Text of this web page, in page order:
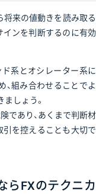
将来の値動きを読み取る
インを判断するのに有効
系とオシレーター系に
、組み合わせることでよ
しょう。
であり、あくまで判断材
引を控えることも大切で
らFXのテクニカ